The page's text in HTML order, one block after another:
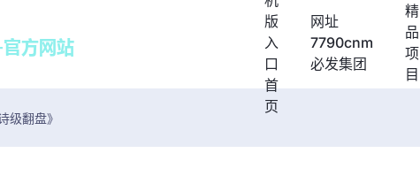
版
入
口
首
页
网址
7790cnm
必发集团
精
品
项
目
级翻盘》